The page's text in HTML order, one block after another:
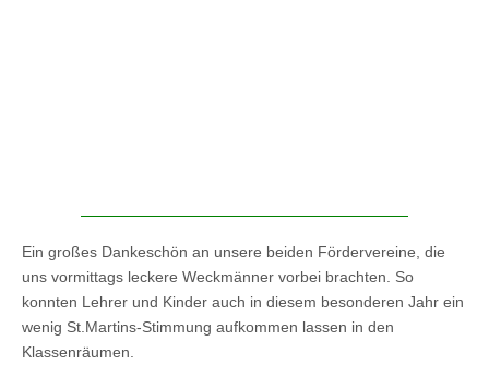
Ein großes Dankeschön an unsere beiden Fördervereine, die
uns vormittags leckere Weckmänner vorbei brachten. So
konnten Lehrer und Kinder auch in diesem besonderen Jahr ein
wenig St.Martins-Stimmung aufkommen lassen in den
Klassenräumen.